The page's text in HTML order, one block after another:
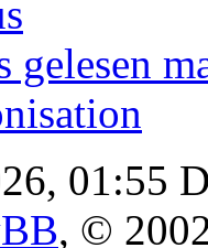
gelesen
01:55
, ©